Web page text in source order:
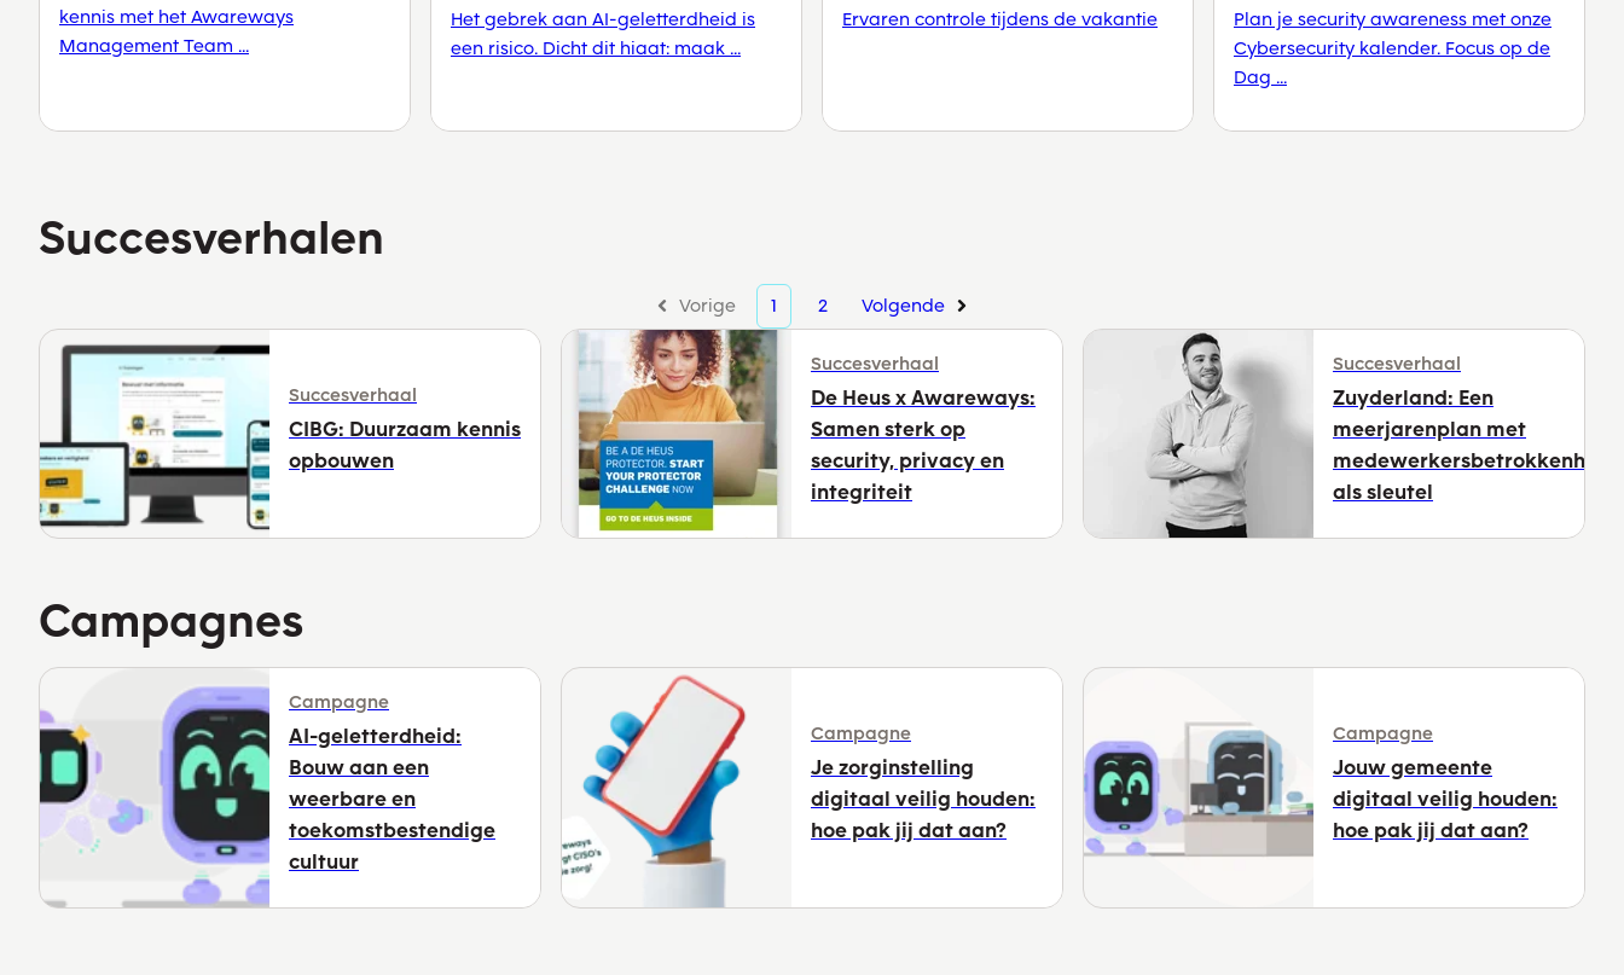
kennis met het Awareways
Management Team ...
Het gebrek aan AI-geletterdheid is
een risico. Dicht dit hiaat: maak ...
Ervaren controle tijdens de vakantie
Plan je security awareness met onze
Cybersecurity kalender. Focus op de
Dag ...
Succesverhalen
Vorige 1 2 Volgende
Succesverhaal
CIBG: Duurzaam kennis
opbouwen
Succesverhaal
De Heus x Awareways:
Samen sterk op
security, privacy en
integriteit
Succesverhaal
Zuyderland: Een
meerjarenplan met
medewerkersbetrokkenheid
als sleutel
Campagnes
Campagne
AI-geletterdheid:
Bouw aan een
weerbare en
toekomstbestendige
cultuur
Campagne
Je zorginstelling
digitaal veilig houden:
hoe pak jij dat aan?
Campagne
Jouw gemeente
digitaal veilig houden:
hoe pak jij dat aan?